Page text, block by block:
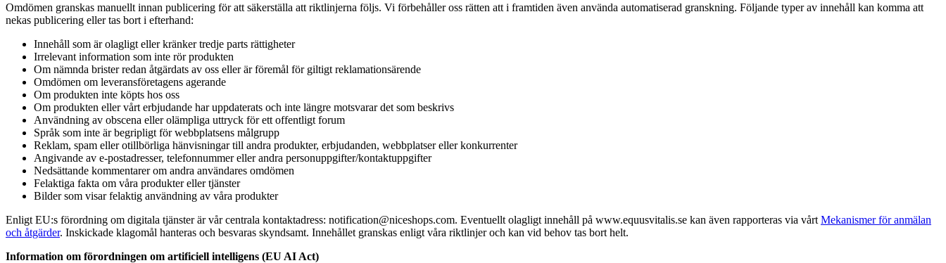
Omdömen granskas manuellt innan publicering för att säkerställa att riktlinjerna följs. Vi förbehåller oss rätten att i framtiden även använda automatiserad granskning. Följande typer av innehåll kan komma att
nekas publicering eller tas bort i efterhand:
Innehåll som är olagligt eller kränker tredje parts rättigheter
Irrelevant information som inte rör produkten
Om nämnda brister redan åtgärdats av oss eller är föremål för giltigt reklamationsärende
Omdömen om leveransföretagens agerande
Om produkten inte köpts hos oss
Om produkten eller vårt erbjudande har uppdaterats och inte längre motsvarar det som beskrivs
Användning av obscena eller olämpliga uttryck för ett offentligt forum
Språk som inte är begripligt för webbplatsens målgrupp
Reklam, spam eller otillbörliga hänvisningar till andra produkter, erbjudanden, webbplatser eller konkurrenter
Angivande av e-postadresser, telefonnummer eller andra personuppgifter/kontaktuppgifter
Nedsättande kommentarer om andra användares omdömen
Felaktiga fakta om våra produkter eller tjänster
Bilder som visar felaktig användning av våra produkter
Enligt EU:s förordning om digitala tjänster är vår centrala kontaktadress: notification@niceshops.com. Eventuellt olagligt innehåll på www.equusvitalis.se kan även rapporteras via vårt Mekanismer för anmälan
och åtgärder. Inskickade klagomål hanteras och besvaras skyndsamt. Innehållet granskas enligt våra riktlinjer och kan vid behov tas bort helt.
Information om förordningen om artificiell intelligens (EU AI Act)